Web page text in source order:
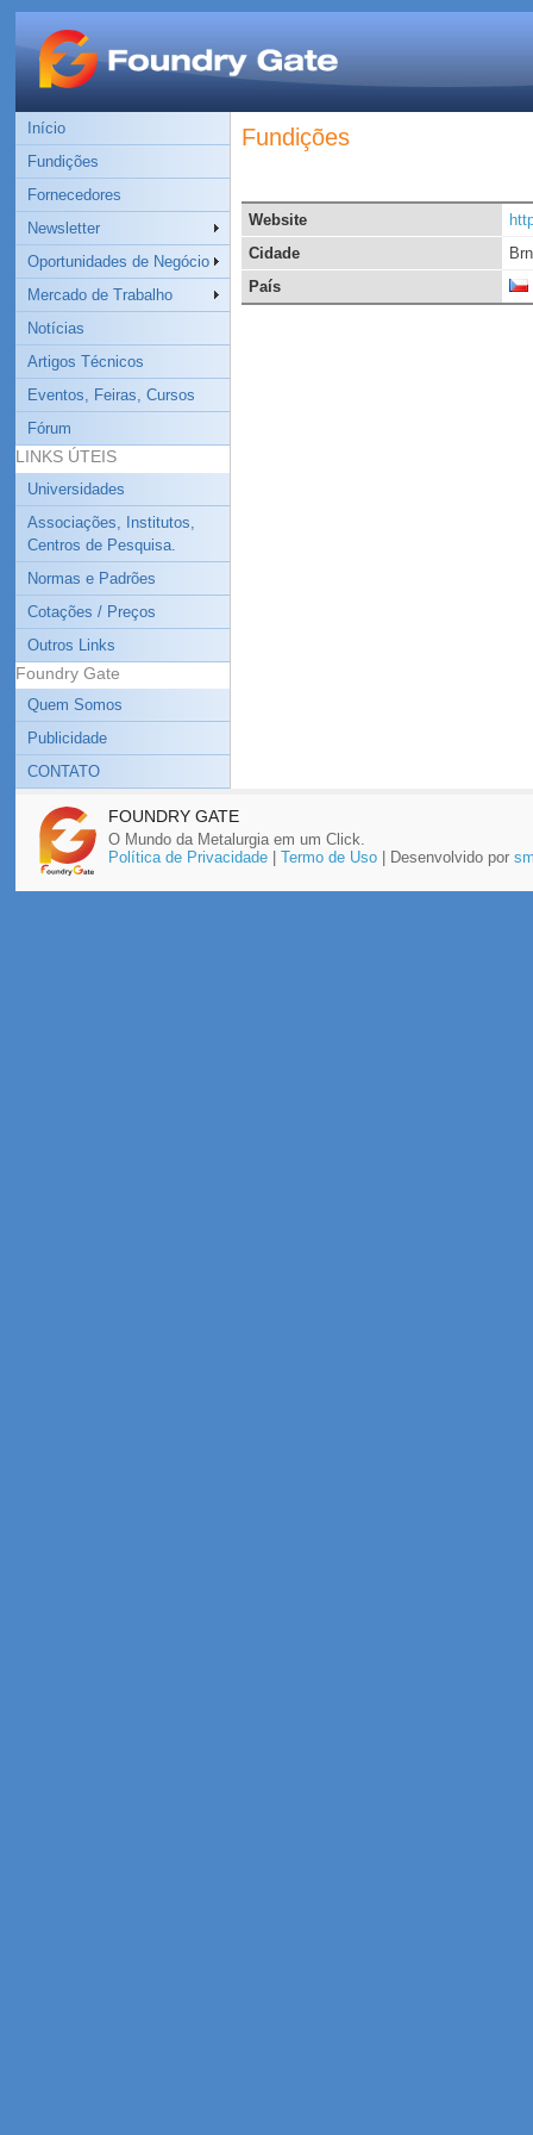
Início
Fundições
Fornecedores
Newsletter
Oportunidades de Negócio
Mercado de Trabalho
Notícias
Artigos Técnicos
Eventos, Feiras, Cursos
Fórum
LINKS ÚTEIS
Universidades
Associações, Institutos,
Centros de Pesquisa.
Normas e Padrões
Cotações / Preços
Outros Links
Foundry Gate
Quem Somos
Publicidade
CONTATO
Fundições
Website
Cidade
País
FOUNDRY GATE
O Mundo da Metalurgia em um Click.
Política de Privacidade| Termo de Uso| Desenvolvido por